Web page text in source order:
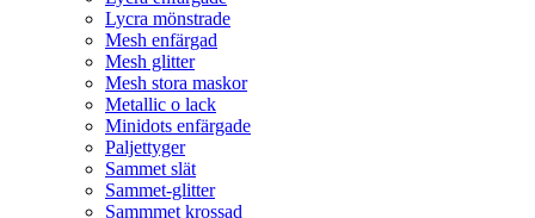
Lycra mönstrade
Mesh enfärgad
Mesh glitter
Mesh stora maskor
Metallic o lack
Minidots enfärgade
Paljettyger
Sammet slät
Sammet-glitter
Sammmet krossad